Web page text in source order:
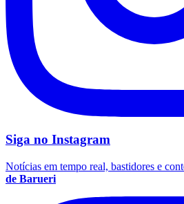
Siga no Instagram
Notícias em tempo real, bastidores e
de Barueri